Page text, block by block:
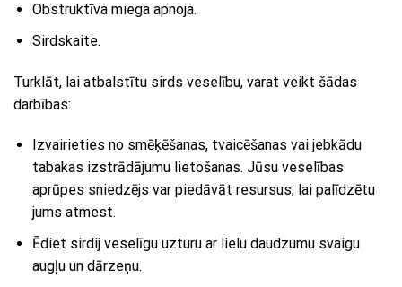
Obstruktīva miega apnoja.
Sirdskaite.
Turklāt, lai atbalstītu sirds veselību, varat veikt šādas
darbības:
Izvairieties no smēķēšanas, tvaicēšanas vai jebkādu
tabakas izstrādājumu lietošanas. Jūsu veselības
aprūpes sniedzējs var piedāvāt resursus, lai palīdzētu
jums atmest.
Ēdiet sirdij veselīgu uzturu ar lielu daudzumu svaigu
augļu un dārzeņu.